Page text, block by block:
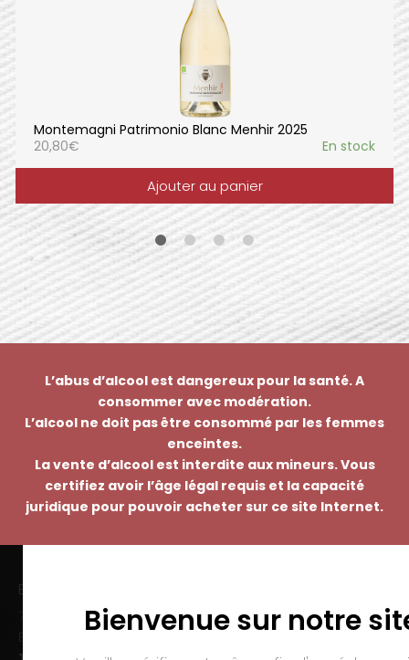
Montemagni Patrimonio Blanc Menhir 2025
20,80€ En stock
Ajouter au panier
L’abus d’alcool est dangereux pour la santé. A
consommer avec modération.
L’alcool ne doit pas être consommé par les femmes
enceintes.
La vente d’alcool est interdite aux mineurs. Vous
certifiez avoir l’âge légal requis et la capacité
juridique pour pouvoir acheter sur ce site Internet.
Bienvenue sur notre
EMMANUEL NASTI
7 avenue Pierre Pflimlin – ZAC Espale